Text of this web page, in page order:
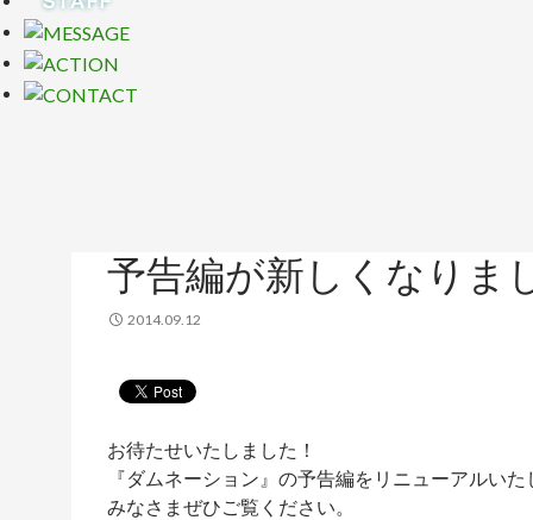
予告編が新しくなりま
2014.09.12
お待たせいたしました！
『ダムネーション』の予告編をリニューアルい
みなさまぜひご覧ください。